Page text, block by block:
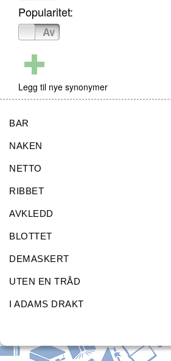
Popularitet:
Av
Legg til nye synonymer
BAR
NAKEN
NETTO
RIBBET
AVKLEDD
BLOTTET
DEMASKERT
UTEN EN TRÅD
I ADAMS DRAKT